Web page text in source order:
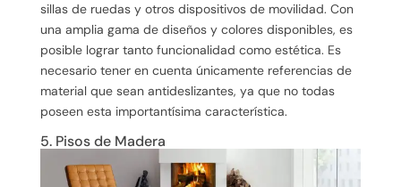
sillas de ruedas y otros dispositivos de movilidad. Con
una amplia gama de diseños y colores disponibles, es
posible lograr tanto funcionalidad como estética. Es
necesario tener en cuenta únicamente referencias de
material que sean antideslizantes, ya que no todas
poseen esta importantísima característica.
5. Pisos de Madera